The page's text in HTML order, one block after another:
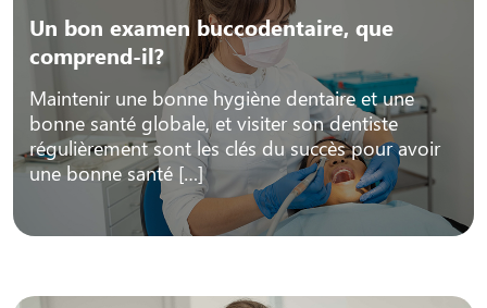
Un bon examen buccodentaire, que
comprend-il?
Maintenir une bonne hygiène dentaire et une
bonne santé globale, et visiter son dentiste
régulièrement sont les clés du succès pour avoir
une bonne santé […]